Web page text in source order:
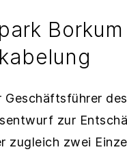
Geschäftsführer
zur
zugleich zwei